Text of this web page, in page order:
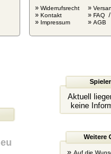
» Widerrufsrecht
» Kontakt
» Impressum
»
» FAQ
» AGB
Aktuell
keine
Weitere
» Auf die